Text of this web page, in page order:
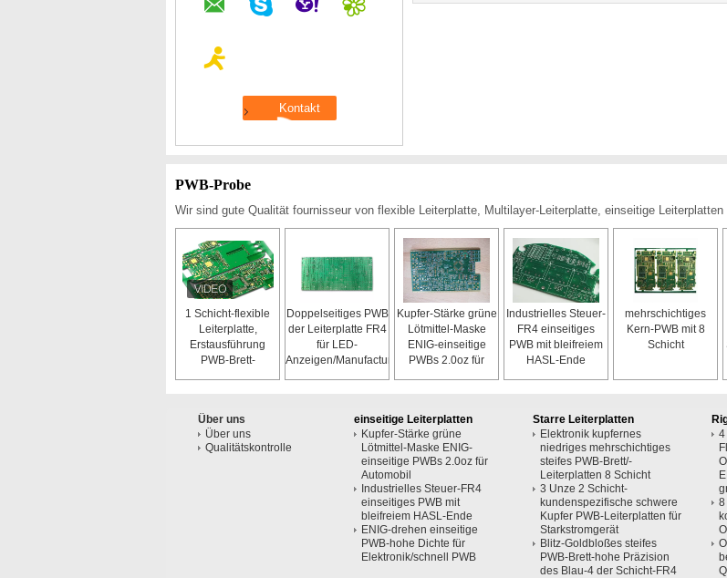
PWB-Probe
Wir sind gute Qualität fournisseur von flexible Leiterplatte, Multilayer-Leiterplatte, einseitige Leiterplatten
1 Schicht-flexible
Leiterplatte,
Erstausführung
PWB-Brett-
Doppelseitiges PWB
der Leiterplatte FR4
für LED-
Anzeigen/Manufactured-
Kupfer-Stärke grüne
Lötmittel-Maske
ENIG-einseitige
PWBs 2.0oz für
Industrielles Steuer-
FR4 einseitiges
PWB mit bleifreiem
HASL-Ende
mehrschichtiges
Kern-PWB mit 8
Schicht
Über uns
Über uns
Qualitätskontrolle
einseitige Leiterplatten
Kupfer-Stärke grüne
Lötmittel-Maske ENIG-
einseitige PWBs 2.0oz für
Automobil
Industrielles Steuer-FR4
einseitiges PWB mit
bleifreiem HASL-Ende
ENIG-drehen einseitige
PWB-hohe Dichte für
Elektronik/schnell PWB
Starre Leiterplatten
Elektronik kupfernes
niedriges mehrschichtiges
steifes PWB-Brett/-
Leiterplatten 8 Schicht
3 Unze 2 Schicht-
kundenspezifische schwere
Kupfer PWB-Leiterplatten für
Starkstromgerät
Blitz-Goldbloßes steifes
PWB-Brett-hohe Präzision
des Blau-4 der Schicht-FR4
4
8